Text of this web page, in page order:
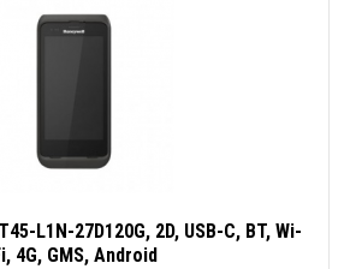
L1N-27D120G, 2D, USB-C, BT, Wi-
4G, GMS, Android